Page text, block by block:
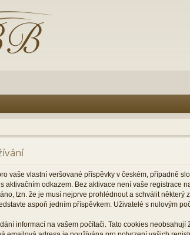
vaše vlastní veršované příspěvky v českém, případně
aktivačním odkazem. Bez aktivace není vaše registrace
tzn. že je musí nejprve prohlédnout a schválit některý
aspoň jedním příspěvkem. Uživatelé s nulovým
informací na vašem počítači. Tato cookies